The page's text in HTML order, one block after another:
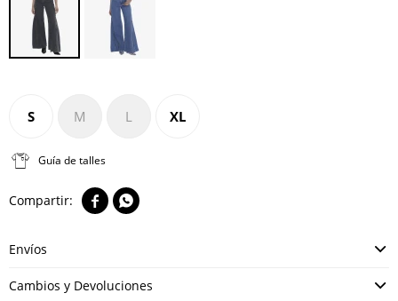
S M L XL
Guía de talles
 
Envíos
Cambios y Devoluciones